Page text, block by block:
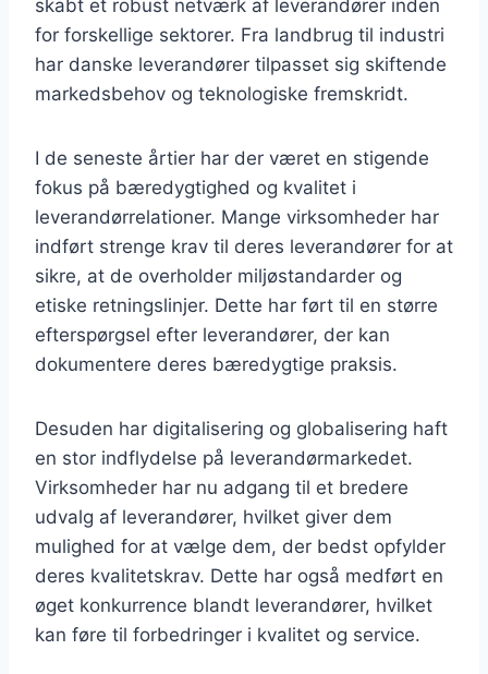
skabt et robust netværk af leverandører inden
for forskellige sektorer. Fra landbrug til industri
har danske leverandører tilpasset sig skiftende
markedsbehov og teknologiske fremskridt.
I de seneste årtier har der været en stigende
fokus på bæredygtighed og kvalitet i
leverandørrelationer. Mange virksomheder har
indført strenge krav til deres leverandører for at
sikre, at de overholder miljøstandarder og
etiske retningslinjer. Dette har ført til en større
efterspørgsel efter leverandører, der kan
dokumentere deres bæredygtige praksis.
Desuden har digitalisering og globalisering haft
en stor indflydelse på leverandørmarkedet.
Virksomheder har nu adgang til et bredere
udvalg af leverandører, hvilket giver dem
mulighed for at vælge dem, der bedst opfylder
deres kvalitetskrav. Dette har også medført en
øget konkurrence blandt leverandører, hvilket
kan føre til forbedringer i kvalitet og service.